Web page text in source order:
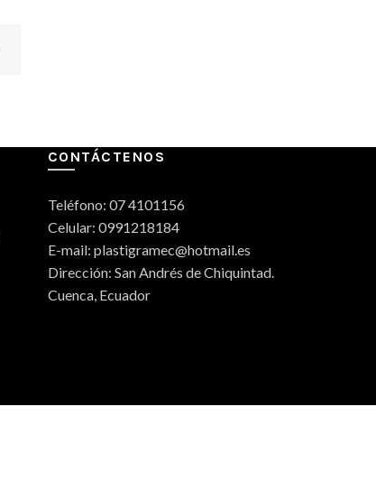
CONTÁCTENOS
Teléfono: 07 4101156
Celular: 0991218184
E-mail: plastigramec@hotmail.es
Dirección: San Andrés de Chiquintad.
Cuenca, Ecuador